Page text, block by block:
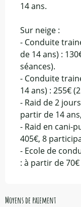
14 ans.
Sur neige :
- Conduite
de 14 ans) :
séances).
- Conduite
14 ans) : 255€
- Raid de 2
partir de 14
- Raid en cani-
405€, 8
- Ecole de
: à partir de 70€
Moyens de paiement